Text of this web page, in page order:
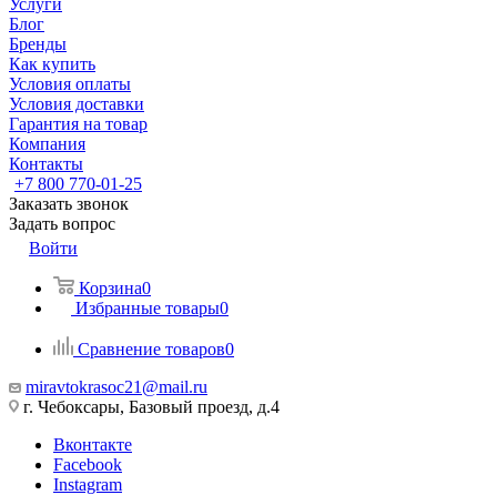
Услуги
Блог
Бренды
Как купить
Условия оплаты
Условия доставки
Гарантия на товар
Компания
Контакты
+7 800 770-01-25
Заказать звонок
Задать вопрос
Войти
Корзина0
Избранные товары0
Сравнение товаров0
miravtokrasoc21@mail.ru
г. Чебоксары, Базовый проезд, д.4
Вконтакте
Facebook
Instagram